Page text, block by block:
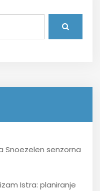
Snoezelen senzorna
Istra: planiranje